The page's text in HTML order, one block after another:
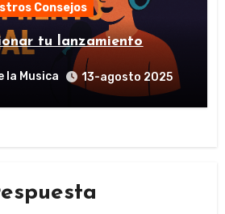
Consejos
tu lanzamiento
la Musica 13-agosto 2025